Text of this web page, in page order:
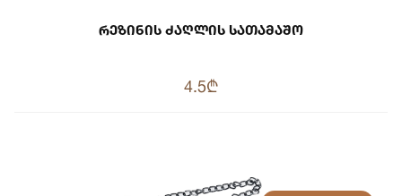
Რეზინის Ძაღლის Სათამაშო
4.5₾